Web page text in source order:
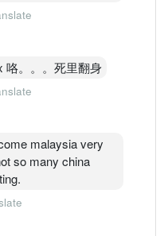
咯。。。死里翻身
malaysia very
so many china